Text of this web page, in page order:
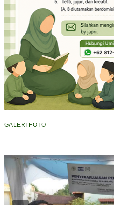
GALERI FOTO